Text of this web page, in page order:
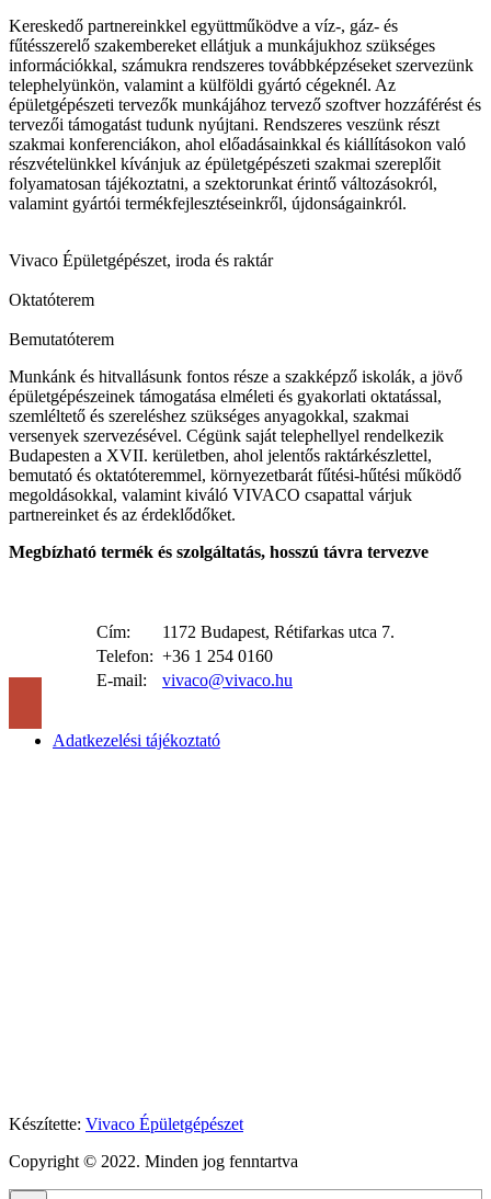
Kereskedő partnereinkkel együttműködve a víz-, gáz- és
fűtésszerelő szakembereket ellátjuk a munkájukhoz szükséges
információkkal, számukra rendszeres továbbképzéseket szervezünk
telephelyünkön, valamint a külföldi gyártó cégeknél. Az
épületgépészeti tervezők munkájához tervező szoftver hozzáférést és
tervezői támogatást tudunk nyújtani. Rendszeres veszünk részt
szakmai konferenciákon, ahol előadásainkkal és kiállításokon való
részvételünkkel kívánjuk az épületgépészeti szakmai szereplőit
folyamatosan tájékoztatni, a szektorunkat érintő változásokról,
valamint gyártói termékfejlesztéseinkről, újdonságainkról.
Vivaco Épületgépészet, iroda és raktár
Oktatóterem
Bemutatóterem
Munkánk és hitvallásunk fontos része a szakképző iskolák, a jövő
épületgépészeinek támogatása elméleti és gyakorlati oktatással,
szemléltető és szereléshez szükséges anyagokkal, szakmai
versenyek szervezésével. Cégünk saját telephellyel rendelkezik
Budapesten a XVII. kerületben, ahol jelentős raktárkészlettel,
bemutató és oktatóteremmel, környezetbarát fűtési-hűtési működő
megoldásokkal, valamint kiváló VIVACO csapattal várjuk
partnereinket és az érdeklődőket.
Megbízható termék és szolgáltatás, hosszú távra tervezve
Cím:
1172 Budapest, Rétifarkas utca 7.
Telefon: +36 1 254 0160
E-mail:
vivaco@vivaco.hu
Adatkezelési tájékoztató
Készítette: Vivaco Épületgépészet
Copyright © 2022. Minden jog fenntartva